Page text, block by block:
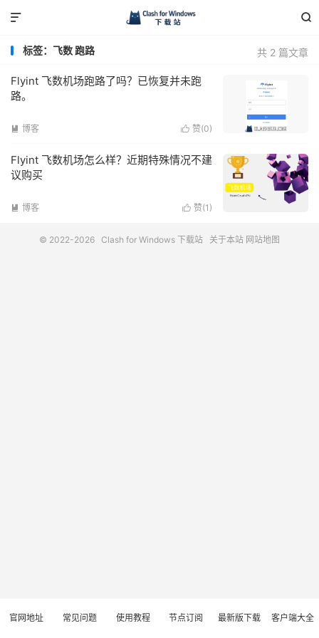


共 2 篇文章
标签：飞数 跑路
Flyint 飞数机场跑路了吗？已恢复并未跑
路。
 赞(0)
 博客
Flyint 飞数机场怎么样？近期特殊情况不建
议购买
 赞(1 )
 博客
© 2022-2026 Clash for Windows 下载站 关于本站 网站地图
官网地址 常见问题 使用教程 节点订阅 最新版下载 客户端大全